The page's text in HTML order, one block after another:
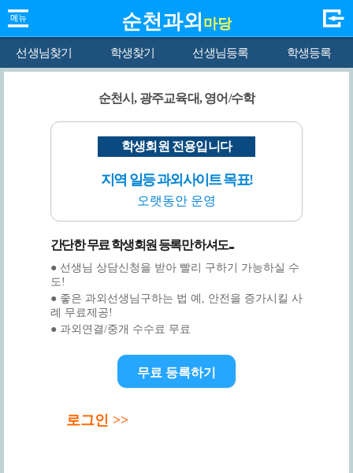
순천과외 마당
선생님찾기 학생찾기 선생님등록 학생등록
순천시, 광주교육대, 영어/수학
학생회원 전용입니다
지역 일등 과외사이트 목표!
오랫동안 운영
간단한 무료 학생회원 등록만 하셔도...
● 선생님 상담신청을 받아 빨리 구하기 가능하실 수
도!
● 좋은 과외선생님구하는 법 예, 안전을 증가시킬 사
례 무료제공!
● 과외연결/중개 수수료 무료
무료 등록하기
로그인 >>